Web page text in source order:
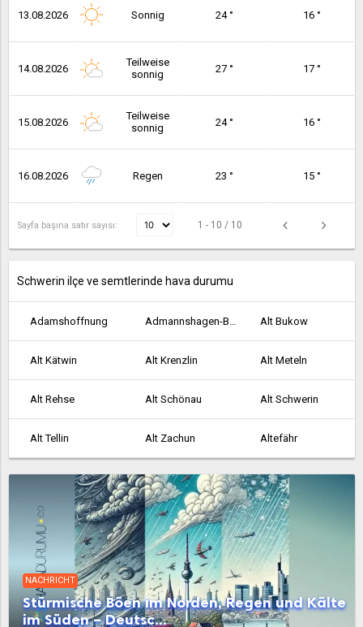
13.08.2026 Sonnig 24 ° 16 °
14.08.2026
Teilweise
sonnig
27 ° 17 °
15.08.2026
Teilweise
sonnig
24 ° 16 °
16.08.2026 Regen 23 ° 15 °
Sayfa başına satır sayısı: 1 - 10 / 10
Schwerin ilçe ve semtlerinde hava durumu
Adamshoffnung Admannshagen-Bargeshagen Alt Bukow
Alt Kätwin Alt Krenzlin Alt Meteln
Alt Rehse Alt Schönau Alt Schwerin
Alt Tellin Alt Zachun Altefähr
Altenkirchen Altenpleen Altentreptow
Altkalen Altwarp Altwigshagen
Ankershagen Anklam Bad Doberan
Bad Kleinen Bad Sülze Badow
NACHRICHT
Stürmische Böen im Norden, Regen und Kälte
im Süden – Deutsc...